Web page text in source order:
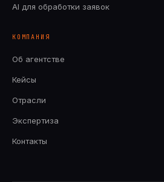
AI для обработки заявок
КОМПАНИЯ
Об агентстве
Кейсы
Отрасли
Экспертиза
Контакты